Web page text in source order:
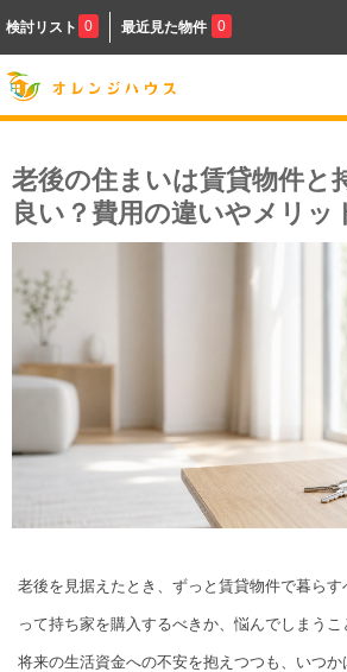
検討リスト 0 最近見た物件 0
老後の住まいは賃貸物件と
良い？費用の違いやメリッ
老後を見据えたとき、ずっと賃貸物件で暮ら
って持ち家を購入するべきか、悩んでしまうこ
将来の生活資金への不安を抱えつつも、いつ